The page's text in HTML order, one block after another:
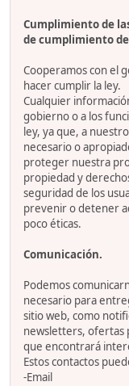
Cumplimiento de
de cumplimiento
Cooperamos con el
hacer cumplir la ley.
Cualquier
gobierno o a los
ley, ya que, a
necesario o
proteger nuestra
propiedad y
seguridad de los
prevenir o detener
poco éticas.
Comunicación.
Podemos
necesario para
sitio web, como
newsletters, ofertas
que encontrará
Estos contactos
-Email